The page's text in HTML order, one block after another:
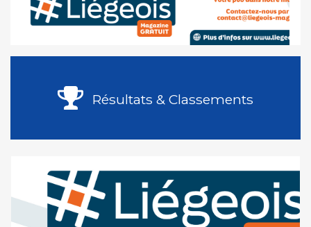
Résultats & Classements